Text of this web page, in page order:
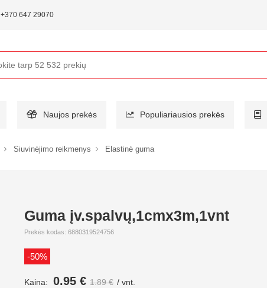
+370 647 29070
Naujos prekės Populiariausios prekės
Siuvinėjimo reikmenys Elastinė guma
Guma įv.spalvų,1cmx3m,1vnt
Prekės kodas: 6880319524756
-50%
Kaina: 0.95 €1.89 € / vnt.